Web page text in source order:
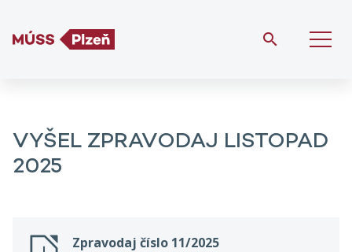
VYŠEL ZPRAVODAJ LISTOPAD
2025
Zpravodaj číslo 11/2025